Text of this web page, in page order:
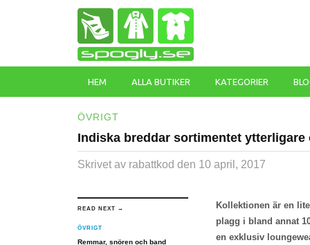
HEM ALLA BUTIKER KATEGORIER
ÖVRIGT
Indiska breddar sortimentet
Skrivet av rabattkod den 10 april, 2017
READ NEXT →
ÖVRIGT
Remmar, snören och band
Kollektionen är en
plagg i bland annat
en exklusiv